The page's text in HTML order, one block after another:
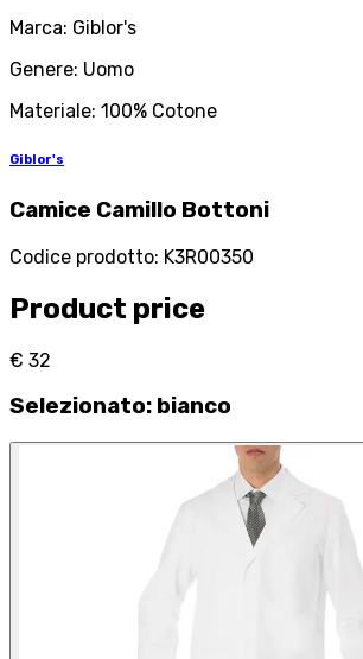
Marca: Giblor's
Genere: Uomo
Materiale: 100% Cotone
Giblor's
Camice Camillo Bottoni
Codice prodotto: K3R00350
Product price
€ 32
Selezionato: bianco